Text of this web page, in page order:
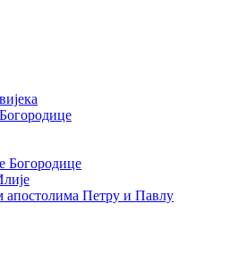
Богородице
апостолима Петру и Павлу